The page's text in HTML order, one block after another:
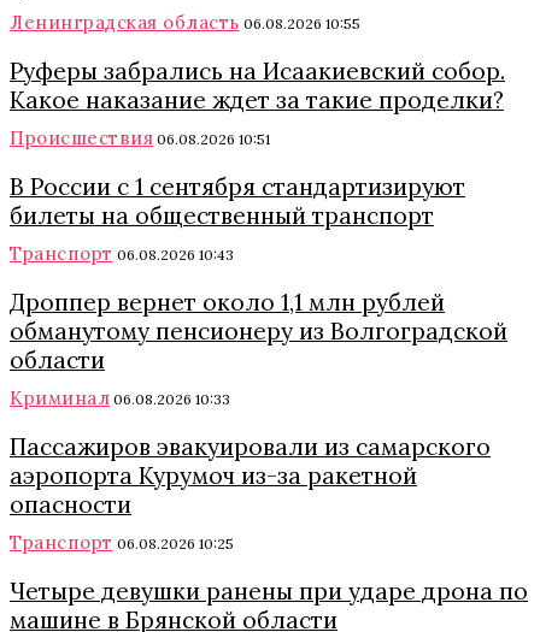
Ленинградская область 06.08.2026 10:55
Руферы забрались на Исаакиевский собор.
Какое наказание ждет за такие проделки?
Происшествия 06.08.2026 10:51
В России с 1 сентября стандартизируют
билеты на общественный транспорт
Транспорт 06.08.2026 10:43
Дроппер вернет около 1,1 млн рублей
обманутому пенсионеру из Волгоградской
области
Криминал 06.08.2026 10:33
Пассажиров эвакуировали из самарского
аэропорта Курумоч из-за ракетной
опасности
Транспорт 06.08.2026 10:25
Четыре девушки ранены при ударе дрона по
машине в Брянской области